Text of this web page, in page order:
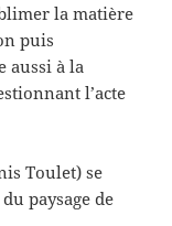
la matière
puis
aussi à la
l’acte
Toulet) se
paysage de